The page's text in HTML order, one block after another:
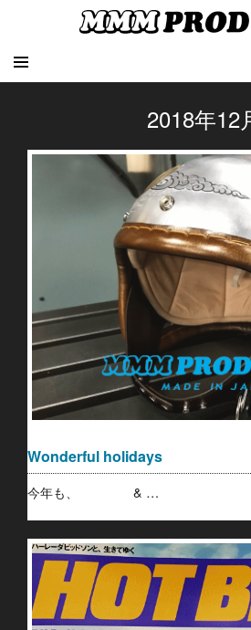
2018年12
Wonderful holidays
今年も、 & …